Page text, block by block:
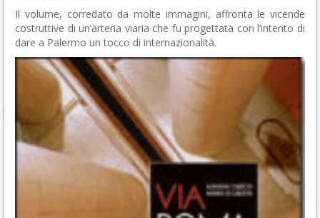
Il volume, corredato da molte immagini, affronta le vicende
costruttive di un’arteria viaria che fu progettata con l’intento di
dare a Palermo un tocco di internazionalità.